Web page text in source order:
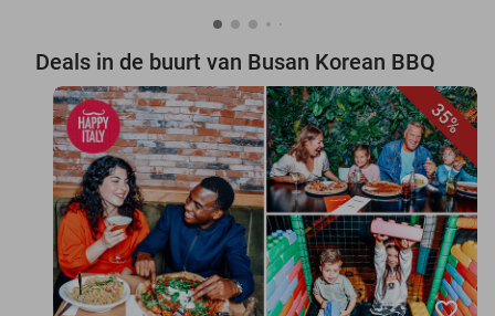
Deals in de buurt van Busan Korean BBQ
35%
favorite_border